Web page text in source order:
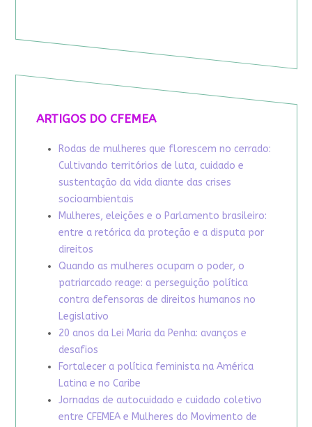
ARTIGOS DO CFEMEA
Rodas de mulheres que florescem no cerrado:
Cultivando territórios de luta, cuidado e
sustentação da vida diante das crises
socioambientais
Mulheres, eleições e o Parlamento brasileiro:
entre a retórica da proteção e a disputa por
direitos
Quando as mulheres ocupam o poder, o
patriarcado reage: a perseguição política
contra defensoras de direitos humanos no
Legislativo
20 anos da Lei Maria da Penha: avanços e
desafios
Fortalecer a política feminista na América
Latina e no Caribe
Jornadas de autocuidado e cuidado coletivo
entre CFEMEA e Mulheres do Movimento de